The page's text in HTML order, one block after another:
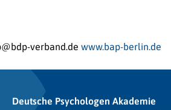
verband.de www.bap-berlin.de
Deutsche Psychologen Akademie